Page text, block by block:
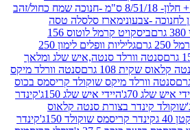
קפ' קרטון + חלון- 8/51/18 ס"מ -חנוכה שמח כחול/זהב
מארז סלסלה טסה
ביסקויט קרמל לוטוס 156
גליליות וופלים לימון 250
סנטה,איש שלג ומלאך
גרם
סנטה וורלד מיקס
מיקס שוקולד קריסמס בכוס
היידי איש שלג 150ג'
קינדר
בצורת סנטה קלאוס
קריסמס שוקולד 150ג'
קינדר